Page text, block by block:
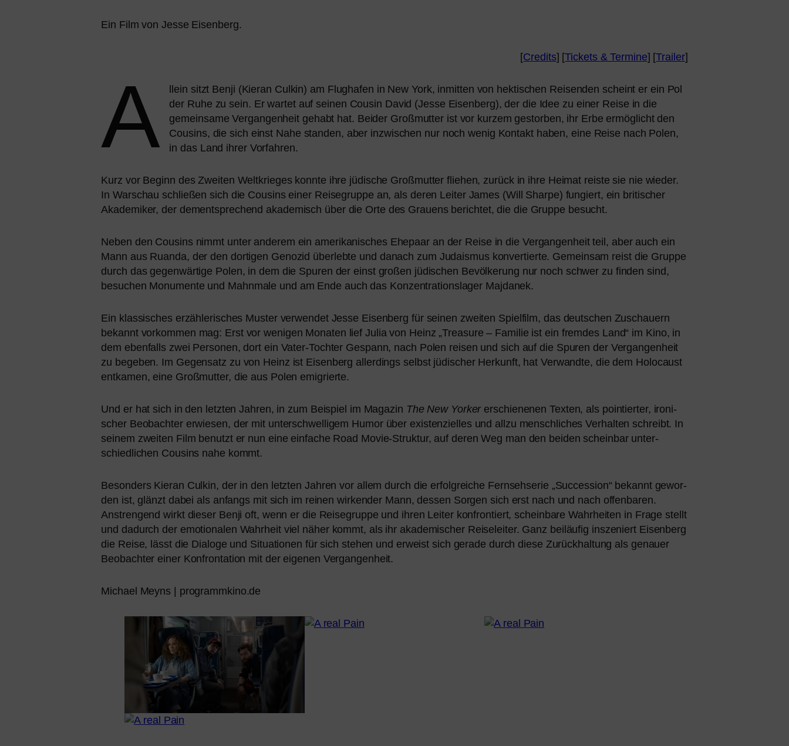
Ein Film von Jesse Eisenberg.
[Credits] [Tickets &Termine] [Trailer]
A
llein sitzt Benji (Kieran Culkin) am Flughafen in New York, inmit­ten von hek­ti­schen Reisenden scheint er ein Pol
der Ruhe zu sein. Er war­tet auf sei­nen Cousin David (Jesse Eisenberg), der die Idee zu einer Reise in die
gemein­sa­me Vergangenheit gehabt hat. Beider Großmutter ist vor kur­zem gestor­ben, ihr Erbe ermög­licht den
Cousins, die sich einst Nahe stan­den, aber inzwi­schen nur noch wenig Kontakt haben, eine Reise nach Polen,
in das Land ihrer Vorfahren.
Kurz vor Beginn des Zweiten Weltkrieges konn­te ihre jüdi­sche Großmutter flie­hen, zurück in ihre Heimat reis­te sie nie wie­der.
In Warschau schlie­ßen sich die Cousins einer Reisegruppe an, als deren Leiter James (Will Sharpe) fun­giert, ein bri­ti­scher
Akademiker, der dem­entspre­chend aka­de­misch über die Orte des Grauens berich­tet, die die Gruppe besucht.
Neben den Cousins nimmt unter ande­rem ein ame­ri­ka­ni­sches Ehepaar an der Reise in die Vergangenheit teil, aber auch ein
Mann aus Ruanda, der den dor­ti­gen Genozid über­leb­te und danach zum Judaismus kon­ver­tier­te. Gemeinsam reist die Gruppe
durch das gegen­wär­ti­ge Polen, in dem die Spuren der einst gro­ßen jüdi­schen Bevölkerung nur noch schwer zu fin­den sind,
besu­chen Monumente und Mahnmale und am Ende auch das Konzentrationslager Majdanek.
Ein klas­si­sches erzäh­le­ri­sches Muster ver­wen­det Jesse Eisenberg für sei­nen zwei­ten Spielfilm, das deut­schen Zuschauern
bekannt vor­kom­men mag: Erst vor weni­gen Monaten lief Julia von Heinz „Treasure – Familie ist ein frem­des Land“ im Kino, in
dem eben­falls zwei Personen, dort ein Vater-Tochter Gespann, nach Polen rei­sen und sich auf die Spuren der Vergangenheit
zu bege­ben. Im Gegensatz zu von Heinz ist Eisenberg aller­dings selbst jüdi­scher Herkunft, hat Verwandte, die dem Holocaust
ent­ka­men, eine Großmutter, die aus Polen emigrierte.
Und er hat sich in den letz­ten Jahren, in zum Beispiel im Magazin The New Yorkererschie­ne­nen Texten, als poin­tier­ter, iro­ni­
scher Beobachter erwie­sen, der mit unter­schwel­li­gem Humor über exis­ten­zi­el­les und all­zu mensch­li­ches Verhalten schreibt. In
sei­nem zwei­ten Film benutzt er nun eine ein­fa­che Road Movie-Struktur, auf deren Weg man den bei­den schein­bar unter­
schied­li­chen Cousins nahe kommt.
Besonders Kieran Culkin, der in den letz­ten Jahren vor allem durch die erfolg­rei­che Fernsehserie „Succession“ bekannt gewor­
den ist, glänzt dabei als anfangs mit sich im rei­nen wir­ken­der Mann, des­sen Sorgen sich erst nach und nach offen­ba­ren.
Anstrengend wirkt die­ser Benji oft, wenn er die Reisegruppe und ihren Leiter kon­fron­tiert, schein­ba­re Wahrheiten in Frage stellt
und dadurch der emo­tio­na­len Wahrheit viel näher kommt, als ihr aka­de­mi­scher Reiseleiter. Ganz bei­läu­fig insze­niert Eisenberg
die Reise, lässt die Dialoge und Situationen für sich ste­hen und erweist sich gera­de durch die­se Zurückhaltung als genau­er
Beobachter einer Konfrontation mit der eige­nen Vergangenheit.
Michael Meyns | programmkino.de